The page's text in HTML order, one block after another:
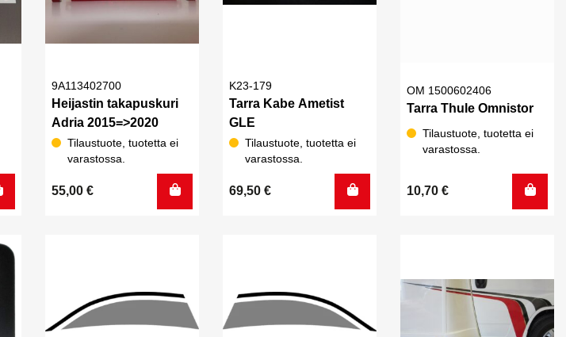
9A113402700
Heijastin takapuskuri
Adria 2015=>2020
Tilaustuote, tuotetta ei
varastossa.
55,00 €
K23-179
Tarra Kabe Ametist
GLE
Tilaustuote, tuotetta ei
varastossa.
69,50 €
OM 1500602406
Tarra Thule Omnistor
Tilaustuote, tuotetta ei
varastossa.
10,70 €